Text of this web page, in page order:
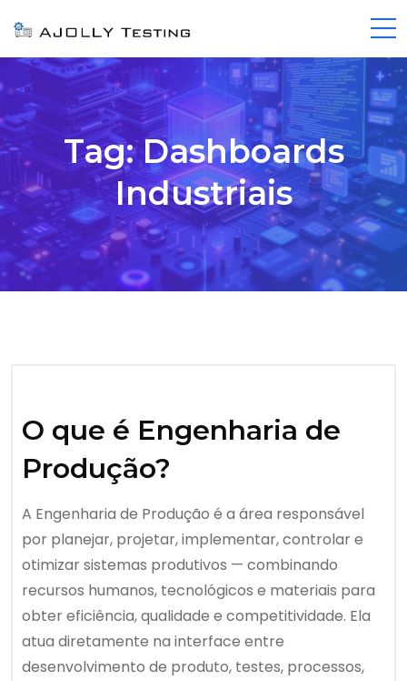
Tag:Dashboards
Industriais
O que é Engenharia de
Produção?
A Engenharia de Produção é a área responsável
por planejar, projetar, implementar, controlar e
otimizar sistemas produtivos — combinando
recursos humanos, tecnológicos e materiais para
obter eficiência, qualidade e competitividade. Ela
atua diretamente na interface entre
desenvolvimento de produto, testes, processos,